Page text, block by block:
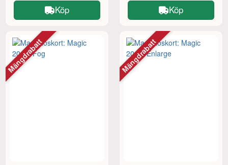
Köp Köp
Mängdrabatt Mängdrabatt